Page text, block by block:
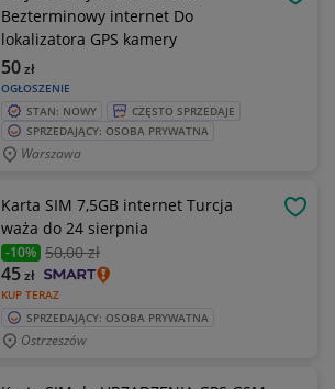
Bezterminowy internet Do
lokalizatora GPS kamery
OGŁOSZENIE
50zł
STAN: NOWY
CZĘSTO SPRZEDAJE
SPRZEDAJĄCY: OSOBA PRYWATNA
Warszawa
Karta SIM 7,5GB internet Turcja
waża do 24 sierpnia
-10% 50,00 zł
KUP TERAZ
45zł
SPRZEDAJĄCY: OSOBA PRYWATNA
Ostrzeszów